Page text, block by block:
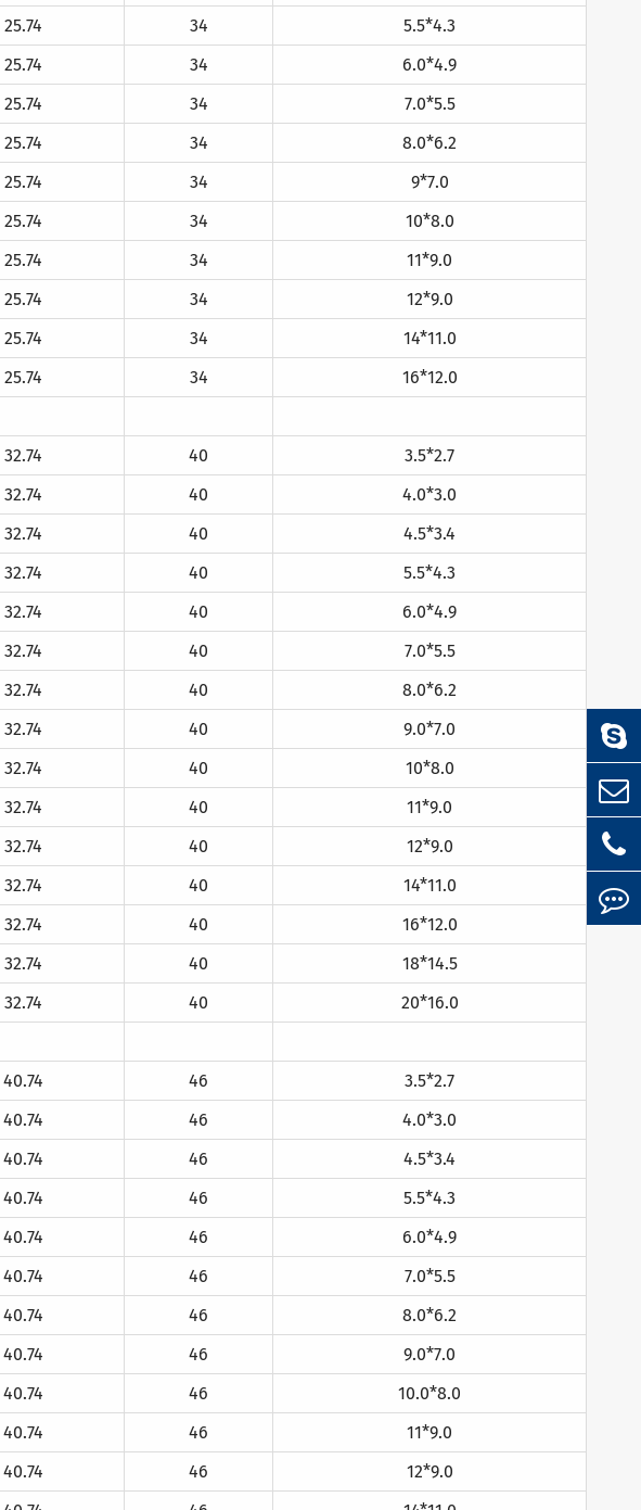
25.74
34
5.5*4.3
25.74
34
6.0*4.9
25.74
34
7.0*5.5
25.74
34
8.0*6.2
25.74
34
9*7.0
25.74
34
10*8.0
25.74
34
11*9.0
25.74
34
12*9.0
25.74
34
14*11.0
25.74
34 16*12.0
32.74 40
3.5*2.7
32.74
40
4.0*3.0
32.74
40
4.5*3.4
32.74
40
5.5*4.3
32.74
40
6.0*4.9
32.74
40
7.0*5.5
32.74
40
8.0*6.2
32.74
40
9.0*7.0
32.74
40
10*8.0
32.74
40
11*9.0
32.74
40
12*9.0
32.74
40
14*11.0
32.74
40
16*12.0
32.74
40
18*14.5
32.74
40 20*16.0
40.74 46
3.5*2.7
40.74
46
4.0*3.0
40.74
46
4.5*3.4
40.74
46
5.5*4.3
40.74
46
6.0*4.9
40.74
46
7.0*5.5
40.74
46
8.0*6.2
40.74
46
9.0*7.0
40.74
46
10.0*8.0
40.74
46
11*9.0
40.74
46
12*9.0